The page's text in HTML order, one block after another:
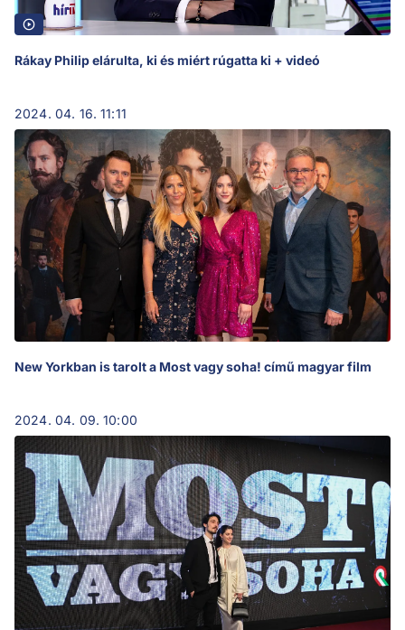
Rákay Philip elárulta, ki és miért rúgatta ki + videó
2024. 04. 16. 11:11
New Yorkban is tarolt a Most vagy soha! című magyar film
2024. 04. 09. 10:00